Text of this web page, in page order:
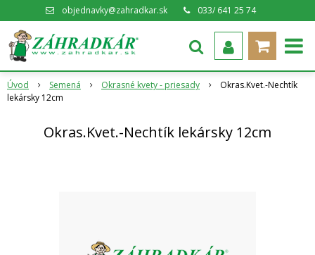
objednavky@zahradkar.sk 033/ 641 25 74
Úvod Semená Okrasné kvety - priesady
Okras.Kvet.-Nechtík
lekársky 12cm
Okras.Kvet.-Nechtík lekársky 12cm